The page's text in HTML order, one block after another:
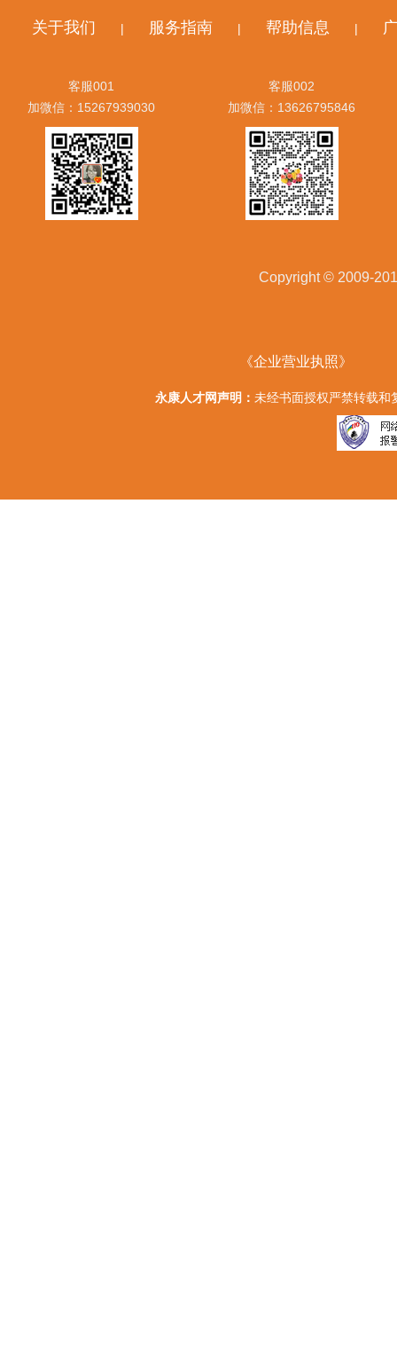
关于我们 | 服务指南 | 帮助信息 |
客服001
加微信：15267939030
客服002
加微信：13626795846
Copyright © 2009-
《企业营业执照》
永康人才网声明： 未经书面授权严禁转载和